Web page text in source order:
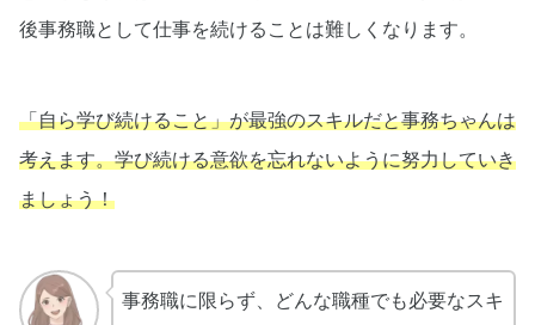
後事務職として仕事を続けることは難しくなります。
「自ら学び続けること」が最強のスキルだと事務ちゃんは
考えます。学び続ける意欲を忘れないように努力していき
ましょう！
事務職に限らず、どんな職種でも必要なスキ